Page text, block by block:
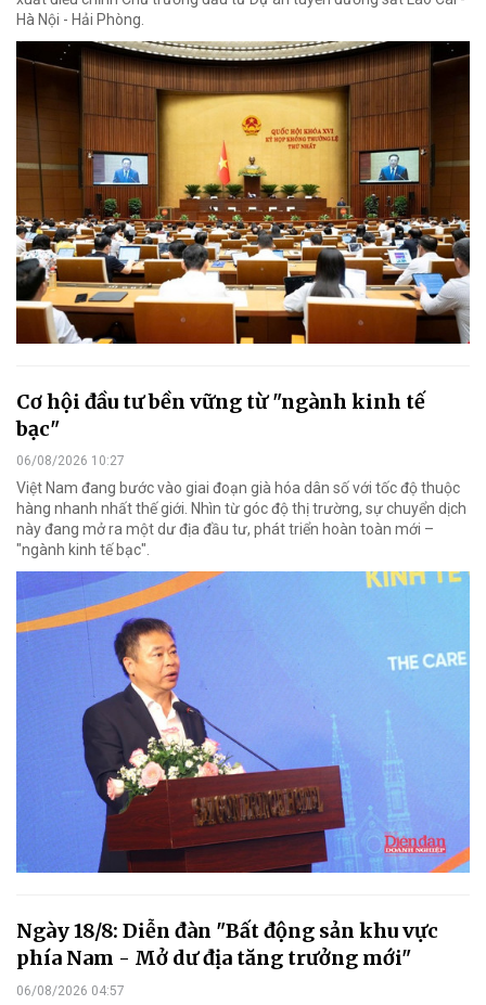
Hà Nội - Hải Phòng.
Cơ hội đầu tư bền vững từ "ngành kinh tế
bạc"
06/08/2026 10:27
Việt Nam đang bước vào giai đoạn già hóa dân số với tốc độ thuộc
hàng nhanh nhất thế giới. Nhìn từ góc độ thị trường, sự chuyển dịch
này đang mở ra một dư địa đầu tư, phát triển hoàn toàn mới –
"ngành kinh tế bạc".
Ngày 18/8: Diễn đàn "Bất động sản khu vực
phía Nam - Mở dư địa tăng trưởng mới"
06/08/2026 04:57